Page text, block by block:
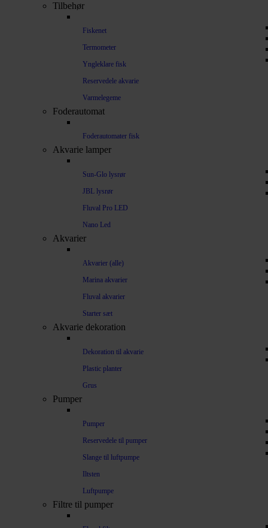
Tilbehør
Fiskenet
Termometer
Yngleklare fisk
Reservedele akvarie
Varmelegeme
Foderautomat
Foderautomater fisk
Akvarie lamper
Sun-Glo lysrør
JBL lysrør
Fluval Pro LED
Nano Led
Akvarier
Akvarier (alle)
Marina akvarier
Fluval akvarier
Starter sæt
Akvarie dekoration
Dekoration til akvarie
Plastic planter
Grus
Pumper
Pumper
Reservedele til pumper
Slange til luftpumpe
Iltsten
Luftpumpe
Filtre til pumper